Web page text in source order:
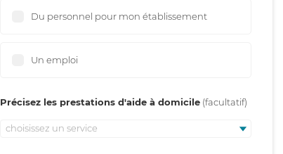
Du personnel pour mon établissement
Un emploi
Précisez les prestations d'aide à domicile
choisissez un service